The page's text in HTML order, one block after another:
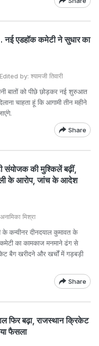
नई एडहॉक कमेटी ने सुधार का
by: श्यामजी तिवारी
बातों को पीछे छोड़कर नई शुरुआत
चाहता हूं कि आगामी तीन महीने
Share
की मुश्किलें बढ़ीं,
के आरोप, जांच के आदेश
मिश्रा
कन्वीनर दीनदयाल कुमावत के
का कामकाज मनमाने ढंग से
बैग खरीदने और खर्चों में गड़बड़ी
Share
फिर बढ़ा, राजस्थान क्रिकेट
फैसला